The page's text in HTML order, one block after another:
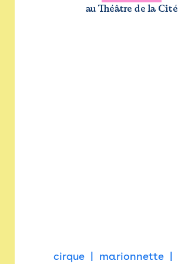
au Théâtre de la Cité
cirque marionnette